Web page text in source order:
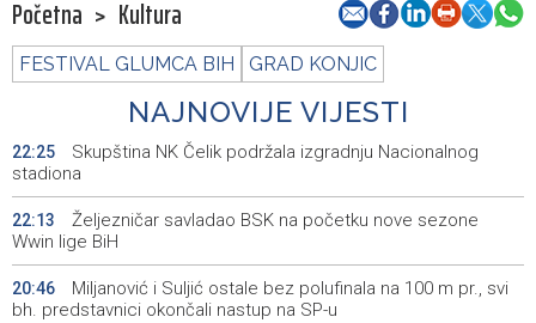
Početna > Kultura
FESTIVAL GLUMCA BIH GRAD KONJIC
NAJNOVIJE VIJESTI
22:25
Skupština NK Čelik podržala izgradnju Nacionalnog
stadiona
22:13
Željezničar savladao BSK na početku nove sezone
Wwin lige BiH
20:46
Miljanović i Suljić ostale bez polufinala na 100 m pr., svi
bh. predstavnici okončali nastup na SP-u